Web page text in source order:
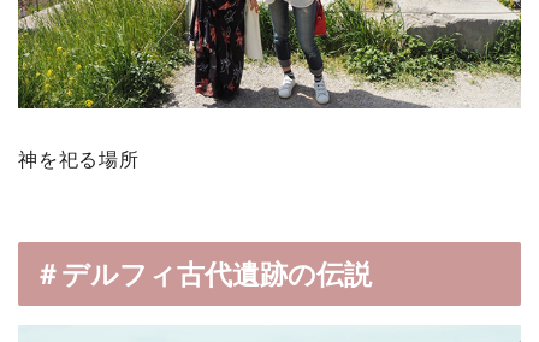
神を祀る場所
＃デルフィ古代遺跡の伝説